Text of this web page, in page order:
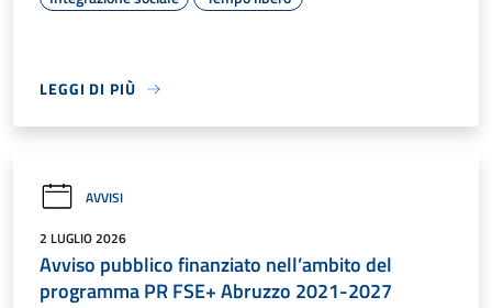
LEGGI DI PIÙ
AVVISI
2 LUGLIO 2026
Avviso pubblico finanziato nell’ambito del
programma PR FSE+ Abruzzo 2021-2027